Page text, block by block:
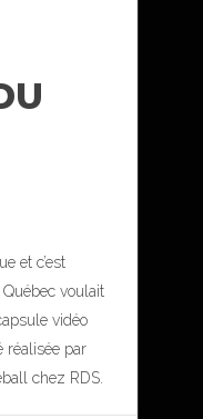
et c’est
voulait
vidéo
réalisée par
chez RDS.